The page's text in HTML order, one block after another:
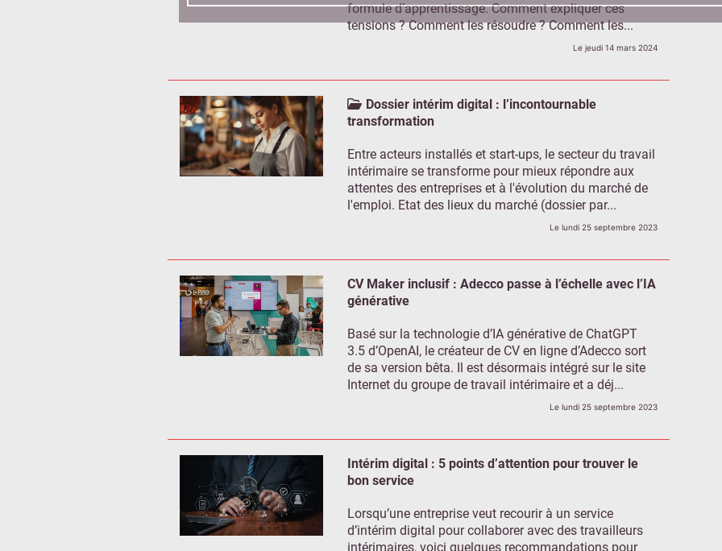
formule d’apprentissage. Comment expliquer ces
tensions ? Comment les résoudre ? Comment les...
Le jeudi 14 mars 2024
Dossier intérim digital : l’incontournable
transformation
Entre acteurs installés et start-ups, le secteur du travail
intérimaire se transforme pour mieux répondre aux
attentes des entreprises et à l'évolution du marché de
l'emploi. Etat des lieux du marché (dossier par...
Le lundi 25 septembre 2023
CV Maker inclusif : Adecco passe à l’échelle avec l’IA
générative
Basé sur la technologie d’IA générative de ChatGPT
3.5 d’OpenAI, le créateur de CV en ligne d’Adecco sort
de sa version bêta. Il est désormais intégré sur le site
Internet du groupe de travail intérimaire et a déj...
Le lundi 25 septembre 2023
Intérim digital : 5 points d’attention pour trouver le
bon service
Lorsqu’une entreprise veut recourir à un service
d’intérim digital pour collaborer avec des travailleurs
intérimaires, voici quelques recommandations pour